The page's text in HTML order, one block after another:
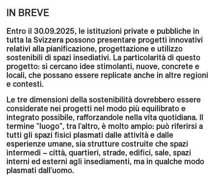
IN BREVE
Entro il 30.09.2025, le istituzioni private e pubbliche in
tutta la Svizzera possono presentare progetti innovativi
relativi alla pianificazione, progettazione e utilizzo
sostenibili di spazi insediativi. La particolarità di questo
progetto: si cercano idee stimolanti, nuove, concrete e
locali, che possano essere replicate anche in altre regioni
e contesti.
Le tre dimensioni della sostenibilità dovrebbero essere
considerate nei progetti nel modo più equilibrato e
integrato possibile, rafforzandole nella vita quotidiana. Il
termine "luogo", tra l'altro, è molto ampio: può riferirsi a
tutti gli spazi fisici plasmati dalle attività e dalle
esperienze umane, sia strutture costruite che spazi
intermedi – città, quartieri, strade, edifici, sale, spazi
interni ed esterni agli insediamenti, ma in qualche modo
plasmati dall'uomo.